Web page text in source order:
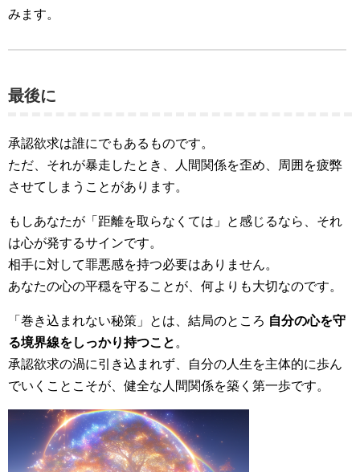
みます。
最後に
承認欲求は誰にでもあるものです。
ただ、それが暴走したとき、人間関係を歪め、周囲を疲弊
させてしまうことがあります。
もしあなたが「距離を取らなくては」と感じるなら、それ
は心が発するサインです。
相手に対して罪悪感を持つ必要はありません。
あなたの心の平穏を守ることが、何よりも大切なのです。
「巻き込まれない秘策」とは、結局のところ 自分の心を守
る境界線をしっかり持つこと 。
承認欲求の渦に引き込まれず、自分の人生を主体的に歩ん
でいくことこそが、健全な人間関係を築く第一歩です。